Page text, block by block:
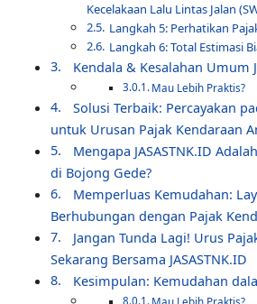
Kecelakaan Lalu Lintas Jalan
Langkah 5: Perhatikan
Langkah 6: Total Estimasi
Kendala & Kesalahan Umum
Mau Lebih Praktis?
Solusi Terbaik: Percayakan
untuk Urusan Pajak Kendaraan
Mengapa JASASTNK.ID
di Bojong Gede?
Memperluas Kemudahan:
Berhubungan dengan Pajak
Jangan Tunda Lagi! Urus
Sekarang Bersama JASASTNK.ID
Kesimpulan: Kemudahan